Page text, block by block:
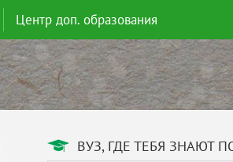
Центр доп. образования
ВУЗ, ГДЕ ТЕБЯ ЗНАЮТ